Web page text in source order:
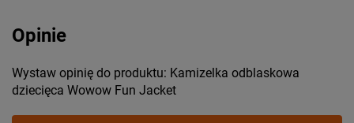
Opinie
Wystaw opinię do produktu: Kamizelka odblaskowa
dziecięca Wowow Fun Jacket